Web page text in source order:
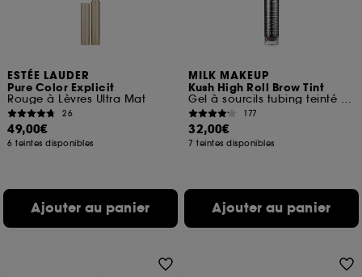
ESTÉE LAUDER
Pure Color Explicit
Rouge à Lèvres Ultra Mat
26
49,00€
6 teintes disponibles
Ajouter au panier
MILK MAKEUP
Kush High Roll Brow Tint
Gel à sourcils tubing teinté Définition et Volume
177
32,00€
7 teintes disponibles
Ajouter au panier